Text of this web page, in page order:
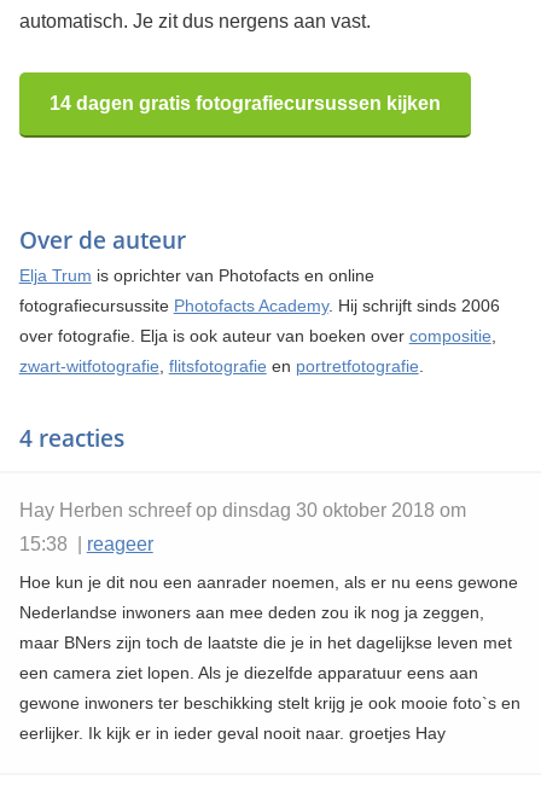
automatisch. Je zit dus nergens aan vast.
14 dagen gratis fotografiecursussen kijken
Over de auteur
Elja Trum is oprichter van Photofacts en online
fotografiecursussite Photofacts Academy. Hij schrijft sinds 2006
over fotografie. Elja is ook auteur van boeken over compositie
zwart-witfotografie flitsfotografie en portretfotografie
4 reacties
Hay Herben schreef op dinsdag 30 oktober 2018 om
15:38 | reageer
Hoe kun je dit nou een aanrader noemen, als er nu eens gewone
Nederlandse inwoners aan mee deden zou ik nog ja zeggen,
maar BNers zijn toch de laatste die je in het dagelijkse leven met
een camera ziet lopen. Als je diezelfde apparatuur eens aan
gewone inwoners ter beschikking stelt krijg je ook mooie foto`s en
eerlijker. Ik kijk er in ieder geval nooit naar. groetjes Hay